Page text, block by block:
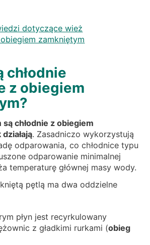
dotyczące wież
zamkniętym
chłodnie
z obiegiem
są chłodnie z obiegiem
. Zasadniczo wykorzystują
odparowania, co chłodnice typu
odparowanie minimalnej
temperaturę głównej masy wody.
pętlą ma dwa oddzielne
płyn jest recyrkulowany
z gładkimi rurkami (obieg